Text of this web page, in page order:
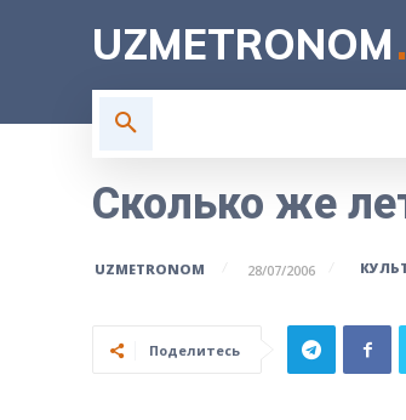
UZMETRONOM
Сколько же
UZMETRONOM 28/07/2006
Поделитесь